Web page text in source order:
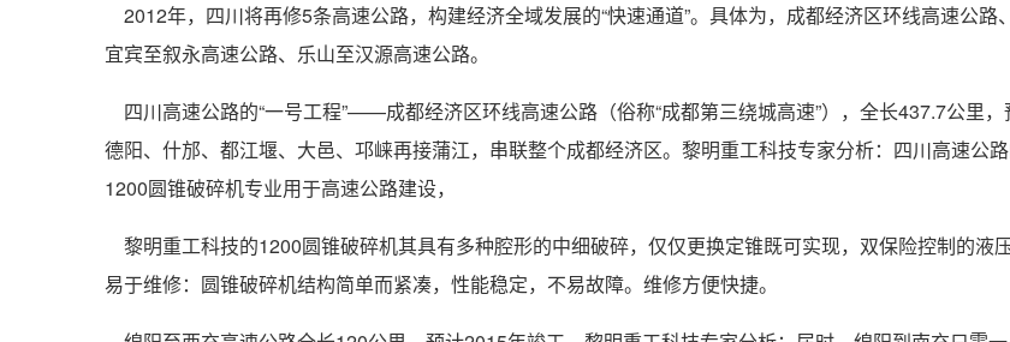
2012年，四川将再修5条高速公路，构建经济全域发展的“快速通道”。具体为，成都经济区环线高速公路
宜宾至叙永高速公路、乐山至汉源高速公路。
四川高速公路的“一号工程”——成都经济区环线高速公路（俗称“成都第三绕城高速”），全长437.7公里
德阳、什邡、都江堰、大邑、邛崃再接蒲江，串联整个成都经济区。黎明重工科技专家分析：四川高速公
1200圆锥破碎机专业用于高速公路建设，
黎明重工科技的1200圆锥破碎机其具有多种腔形的中细破碎，仅仅更换定锥既可实现，双保险控制的液
易于维修：圆锥破碎机结构简单而紧凑，性能稳定，不易故障。维修方便快捷。